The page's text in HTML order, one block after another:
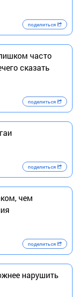
поделиться
часто
сказать
поделиться
поделиться
чем
поделиться
нарушить